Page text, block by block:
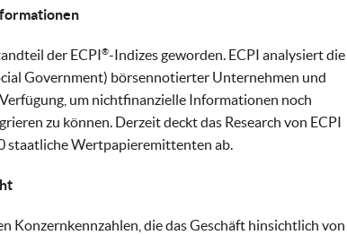
der ECPI ®-Indizes geworden. ECPI analysiert die
Government) börsennotierter Unternehmen und
um nichtfinanzielle Informationen noch
zu können. Derzeit deckt das Research von ECPI
staatliche Wertpapieremittenten ab.
Konzernkennzahlen, die das Geschäft hinsichtlich von